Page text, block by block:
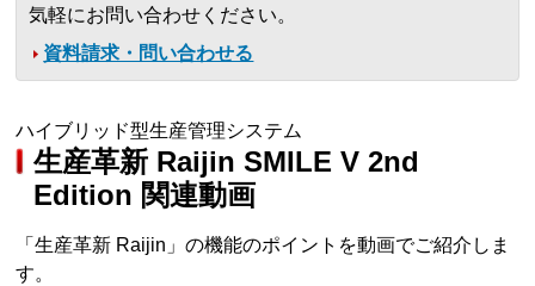
気軽にお問い合わせください。
資料請求・問い合わせる
ハイブリッド型生産管理システム
生産革新 Raijin SMILE V 2nd
Edition 関連動画
「生産革新 Raijin」の機能のポイントを動画でご紹介しま
す。